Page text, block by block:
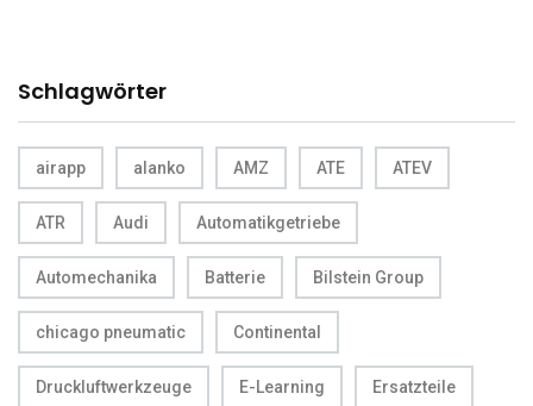
Schlagwörter
airapp alanko AMZ ATE ATEV
ATR Audi Automatikgetriebe
Automechanika Batterie Bilstein Group
chicago pneumatic Continental
Druckluftwerkzeuge E-Learning Ersatzteile